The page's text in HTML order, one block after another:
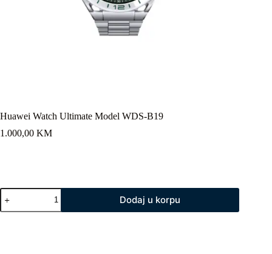
Huawei Watch Ultimate Model WDS-B19
1.000,00 KM
Huawei
Watch
Ultimate
Dodaj u korpu